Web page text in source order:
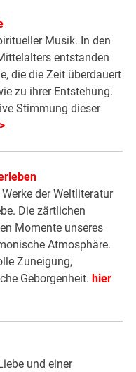
Musik. In den
entstanden
die die Zeit überdauert
zu ihrer Entstehung.
Stimmung dieser
der Weltliteratur
Die zärtlichen
Momente unseres
Atmosphäre.
Zuneigung,
Geborgenheit. hier
und einer